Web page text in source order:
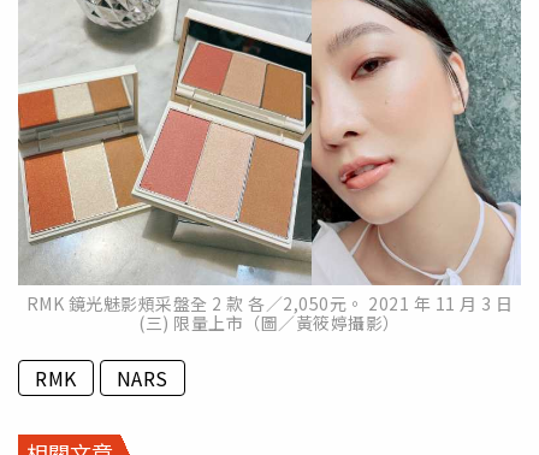
RMK 鏡光魅影頰采盤全 2 款 各／2,050元。 2021 年 11 月 3 日
(三) 限量上市（圖／黃筱婷攝影）
RMK NARS